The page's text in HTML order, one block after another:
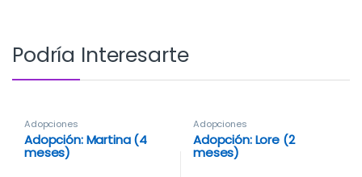
Podría Interesarte
Adopciones
Adopción: Martina (4
meses)
Adopciones
Adopción: Lore (2
meses)